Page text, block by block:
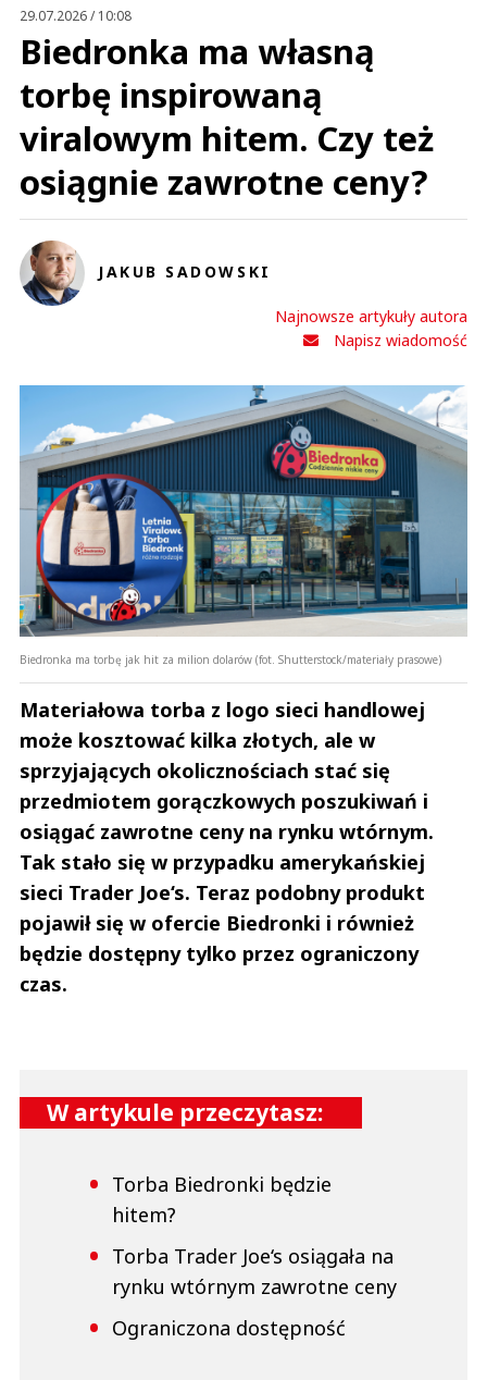
29.07.2026 / 10:08
Biedronka ma własną
torbę inspirowaną
viralowym hitem. Czy też
osiągnie zawrotne ceny?
JAKUB SADOWSKI
Najnowsze artykuły autora
Napisz wiadomość
Biedronka ma torbę jak hit za milion dolarów (fot. Shutterstock/materiały prasowe)
Materiałowa torba z logo sieci handlowej
może kosztować kilka złotych, ale w
sprzyjających okolicznościach stać się
przedmiotem gorączkowych poszukiwań i
osiągać zawrotne ceny na rynku wtórnym.
Tak stało się w przypadku amerykańskiej
sieci Trader Joe‘s. Teraz podobny produkt
pojawił się w ofercie Biedronki i również
będzie dostępny tylko przez ograniczony
czas.
W artykule przeczytasz:
Torba Biedronki będzie
hitem?
Torba Trader Joe‘s osiągała na
rynku wtórnym zawrotne ceny
Ograniczona dostępność